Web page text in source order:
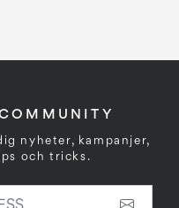
nyheter, kampanjer,
och tricks.